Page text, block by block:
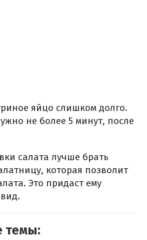
яйцо слишком долго.
не более 5 минут, после
салата лучше брать
которая позволит
Это придаст ему
темы: